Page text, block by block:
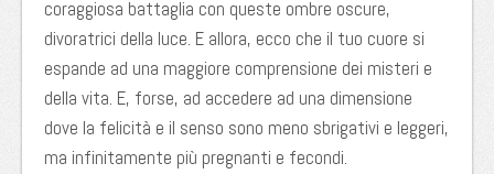
coraggiosa battaglia con queste ombre oscure,
divoratrici della luce. E allora, ecco che il tuo cuore si
espande ad una maggiore comprensione dei misteri e
della vita. E, forse, ad accedere ad una dimensione
dove la felicità e il senso sono meno sbrigativi e leggeri,
ma infinitamente più pregnanti e fecondi.